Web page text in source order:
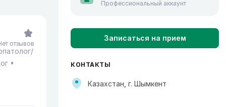
отзывов
Профессиональный аккаунт
Записаться на прием
КОНТАКТЫ
Казахстан, г. Шымкент